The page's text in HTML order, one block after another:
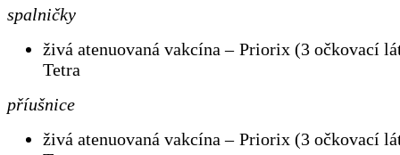
spalničky
živá atenuovaná vakcína – Priorix (3 očkovací
Tetra
příušnice
živá atenuovaná vakcína – Priorix (3 očkovací